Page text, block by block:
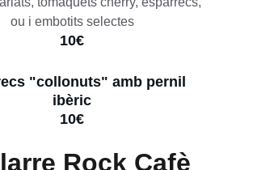
10€
ou i embotits selectes
"collonuts" amb pernil
ibèric
10€
Rock Cafè